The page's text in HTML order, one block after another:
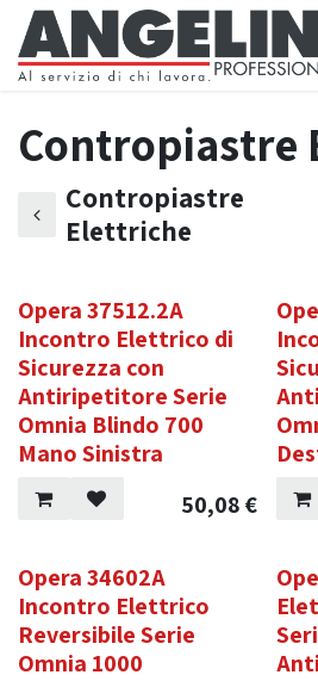
Passa al contenuto
Contropiastre
Contropiastre
Elettriche
Opera 37512.2A
Incontro Elettrico di
Sicurezza con
Antiripetitore Serie
Omnia Blindo 700
Mano Sinistra
50,08€
Opera 34602A
Incontro Elettrico
Reversibile Serie
Omnia 1000